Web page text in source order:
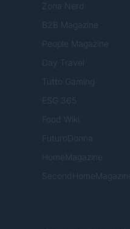
Zona Nerd
B2B Magazine
People Magazine
Day Travel
Tutto Gaming
ESG 365
Food Wiki
FuturoDonna
HomeMagazine
SecondHomeMagazine